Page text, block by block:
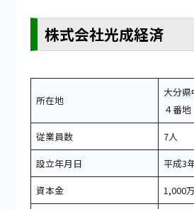
株式会社光成経済
所在地
大分県
４番地
従業員数
7人
設立年月日
平成3
資本金
1,000